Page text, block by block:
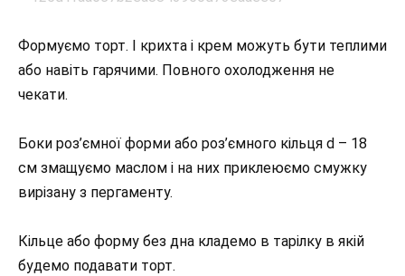
Формуємо торт. І крихта і крем можуть бути теплими
або навіть гарячими. Повного охолодження не
чекати.
Боки роз’ємної форми або роз’ємного кільця d – 18
см змащуємо маслом і на них приклеюємо смужку
вирізану з пергаменту.
Кільце або форму без дна кладемо в тарілку в якій
будемо подавати торт.